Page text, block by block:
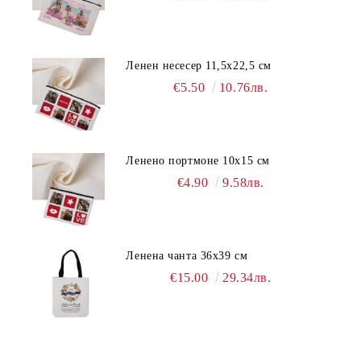
Ленен несесер 11,5х22,5 см
€5.50 10.76лв.
Ленено портмоне 10х15 см
€4.90 9.58лв.
Ленена чанта 36х39 см
€15.00 29.34лв.